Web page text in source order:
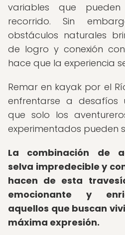
variables que
recorrido. Sin
obstáculos naturales
de logro y conexión
hace que la experiencia
Remar en kayak por el
enfrentarse a desafíos
que solo los
experimentados pueden
La combinación de
selva impredecible y
hacen de esta
emocionante y
aquellos que buscan
máxima expresión.